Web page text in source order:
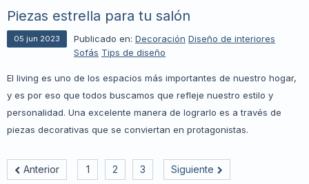
Piezas estrella para tu salón
05 jun 2023 Publicado en: Decoración Diseño de interiores
Sofás Tips de diseño
El living es uno de los espacios más importantes de nuestro hogar,
y es por eso que todos buscamos que refleje nuestro estilo y
personalidad. Una excelente manera de lograrlo es a través de
piezas decorativas que se conviertan en protagonistas.
Anterior 1 2 3 Siguiente